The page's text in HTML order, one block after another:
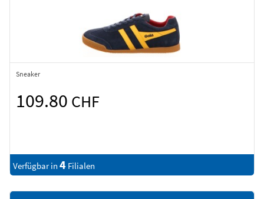
Sneaker
109.80 CHF
Verfügbar in 4 Filialen